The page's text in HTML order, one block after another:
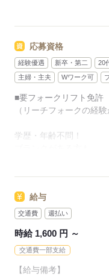
・荷物の受け取り
・棚への格納作業
・出荷分の抽出
・パレットの整理
基本的にはフォークに
乗ったままの作業です。
わからないことがあれば
応募資格
経験優遇 新卒・第二 20
主婦・主夫
Wワーク可
■要フォークリフト免許
（リーチフォークの経験
学歴・年齢不問！
「思い出すところ」から
給与
交通費 週払い
時給 1,600 円 ～
交通費一部支給
【給与備考】